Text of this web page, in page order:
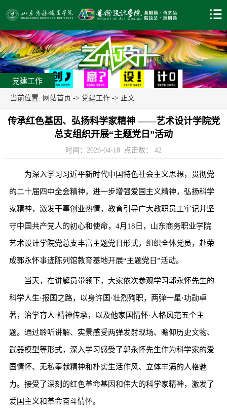
党建工作
当前位置: 网站首页 -> 党建工作 -> 正文
传承红色基因、弘扬科学家精神 ——艺术设计学院党
总支组织开展“主题党日”活动
时间：2026-04-18 点击数： 42
为深入学习习近平新时代中国特色社会主义思想，贯彻党
的二十届四中全会精神，进一步增强爱国主义精神，弘扬科学
家精神，激发干事创业热情，教育引导广大教职员工牢记并坚
守中国共产党人的初心和使命，4月18日，山东商务职业学院
艺术设计学院党总支丰富主题党日形式，组织全体党员，赴荣
成郭永怀事迹陈列馆教育基地开展“主题党日”活动。
当天，在讲解员带领下，大家依次参观学习郭永怀先生的
科学人生·报国之路，以身许国·壮烈殉职，两弹一星·功勋卓
著，治学育人·精神传承，以及他家国情怀·人格风范五个主
题。通过聆听讲解、实景感受两弹发射现场、瞻仰历史文物、
武器模型等形式，深入学习感受了郭永怀先生作为科学家的爱
国情怀、无私奉献精神和朴实生活作风、立体丰满的人格魅
力。接受了深刻的红色革命基因和伟大的科学家精神，激发了
爱国主义和革命奋斗情怀。